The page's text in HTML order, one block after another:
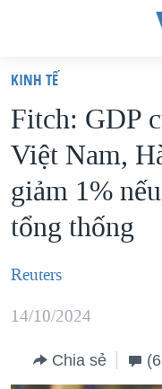
truy
cập
Tới
nội
dung
chính
Tới
hướng
VIỆT NAM
HOA KỲ
BIỂN ĐÔNG
THẾ GIỚI
MỤC
TỰ DO BÁO CHÍ
CHUYÊN ĐỀ
KINH TẾ
Fitch: GDP
Việt Nam,
giảm 1%
tổng thống
Reuters
14/10/2024
Chia sẻ